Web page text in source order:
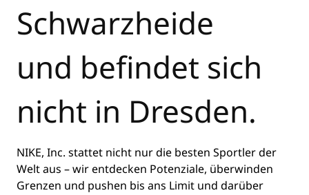
Schwarzheide
und befindet sich
nicht in Dresden.
NIKE, Inc. stattet nicht nur die besten Sportler der
Welt aus – wir entdecken Potenziale, überwinden
Grenzen und pushen bis ans Limit und darüber